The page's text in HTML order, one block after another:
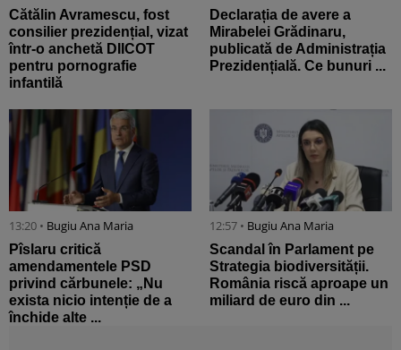
Cătălin Avramescu, fost
consilier prezidențial, vizat
într-o anchetă DIICOT
pentru pornografie
infantilă
Declarația de avere a
Mirabelei Grădinaru,
publicată de Administrația
Prezidențială. Ce bunuri ...
13:20 • Bugiu ⁠Ana Maria
Pîslaru critică
amendamentele PSD
privind cărbunele: „Nu
exista nicio intenție de a
închide alte ...
12:57 • Bugiu ⁠Ana Maria
Scandal în Parlament pe
Strategia biodiversității.
România riscă aproape un
miliard de euro din ...